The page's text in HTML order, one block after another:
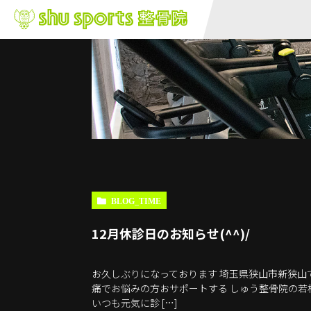
BLOG_TIME
12月休診日のお知らせ(^^)/
お久しぶりになっております 埼玉県狭山市新狭
痛でお悩みの方おサポートする しゅう整骨院の
いつも元気に診 […]